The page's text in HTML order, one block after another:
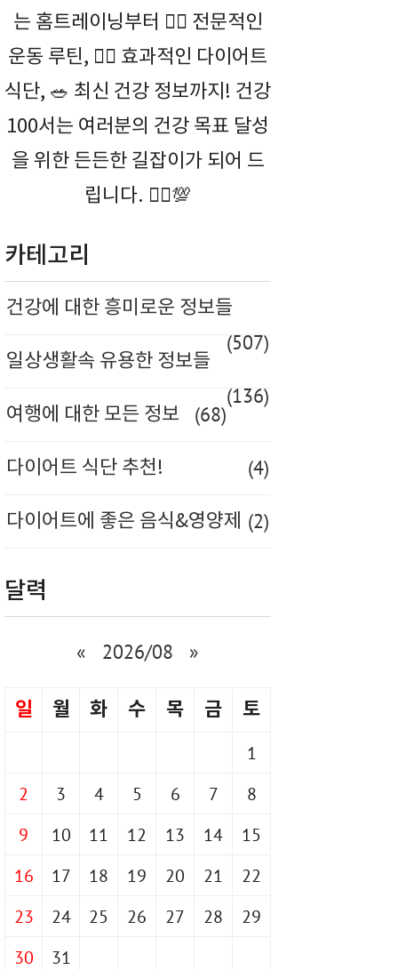
는 홈트레이닝부터 🏋️‍♀️ 전문적인
운동 루틴, 🏃‍♂️ 효과적인 다이어트
식단, 🥗 최신 건강 정보까지! 건강
100서는 여러분의 건강 목표 달성
을 위한 든든한 길잡이가 되어 드
립니다. 🚶‍♀️💯
카테고리
건강에 대한 흥미로운 정보들
(507)
일상생활속 유용한 정보들
(136)
여행에 대한 모든 정보 (68)
다이어트 식단 추천! (4)
다이어트에 좋은 음식&영양제 (2)
달력
« 2026/08 »
일 월 화 수 목 금 토
1
2
3 4 5 6 7
8
9
10 11 12 13 14
15
16
17 18 19 20 21
22
23
24 25 26 27 28
29
30
31